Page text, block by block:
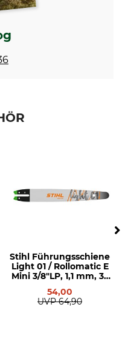
M-Tronic
Nein
Seitliche Kettenspannung
Manuelle Kraftstoffpumpe
Stihl Führungsschiene
Light 01 / Rollomatic E
Mini 3/8"LP, 1,1 mm, 35
54,00
UVP 64,90